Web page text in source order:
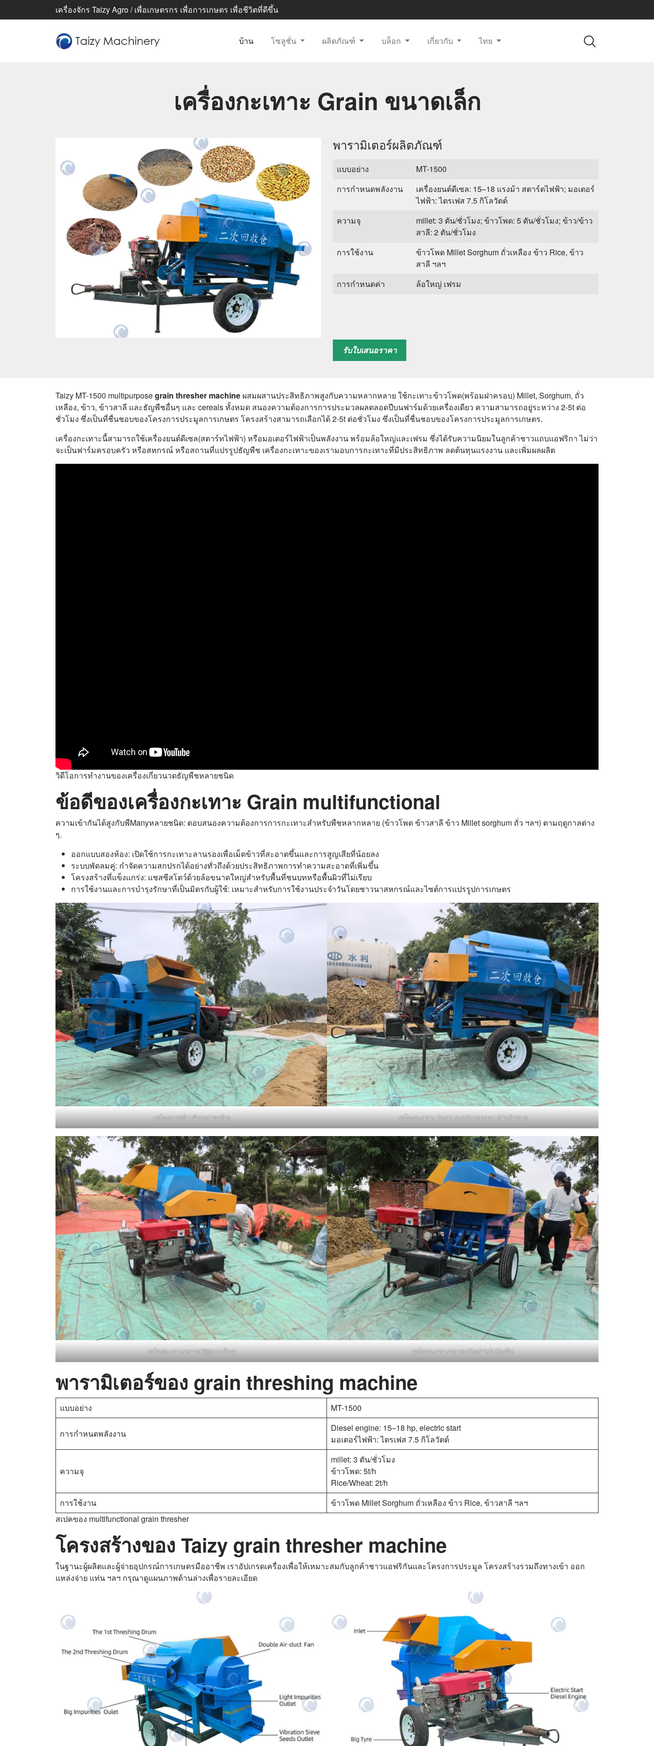
เครื่องจักร Taizy Agro / เพื่อเกษตรกร เพื่อการเกษตร เพื่อชีวิตที่ดีขึ้น
บ้าน โซลูชั่น ผลิตภัณฑ์ บล็อก เกี่ยวกับ ไทย
เครื่องกะเทาะ Grain ขนาดเล็ก
พารามิเตอร์ผลิตภัณฑ์
แบบอย่าง
MT-1500
การกำหนดพลังงาน
เครื่องยนต์ดีเซล: 15–18 แรงม้า สตาร์ตไฟฟ้า; มอเตอร์
ไฟฟ้า: ไตรเฟส 7.5 กิโลวัตต์
ความจุ
millet: 3 ตัน/ชั่วโมง; ข้าวโพด: 5 ตัน/ชั่วโมง; ข้าว/ข้าว
สาลี: 2 ตัน/ชั่วโมง
การใช้งาน
ข้าวโพด Millet Sorghum ถั่วเหลือง ข้าว Rice, ข้าว
สาลี ฯลฯ
การกำหนดค่า
ล้อใหญ่ เฟรม
รับใบเสนอราคา
Taizy MT-1500 multipurposegrain thresher machine ผสมผสานประสิทธิภาพสูงกับความหลากหลาย ใช้กะเทาะข้าวโพด(พร้อมฝาครอบ) Millet, Sorghum, ถั่ว
เหลือง, ข้าว, ข้าวสาลี และธัญพืชอื่นๆ และ cereals ทั้งหมด สนองความต้องการการประมวลผลตลอดปีบนฟาร์มด้วยเครื่องเดียว ความสามารถอยู่ระหว่าง 2-5t ต่อ
ชั่วโมง ซึ่งเป็นที่ชื่นชอบของโครงการประมูลการเกษตร โครงสร้างสามารถเลือกได้ 2-5t ต่อชั่วโมง ซึ่งเป็นที่ชื่นชอบของโครงการประมูลการเกษตร.
เครื่องกะเทาะนี้สามารถใช้เครื่องยนต์ดีเซล(สตาร์ทไฟฟ้า) หรือมอเตอร์ไฟฟ้าเป็นพลังงาน พร้อมล้อใหญ่และเฟรม ซึ่งได้รับความนิยมในลูกค้าชาวแถบแอฟริกา ไม่ว่า
จะเป็นฟาร์มครอบครัว หรือสหกรณ์ หรือสถานที่แปรรูปธัญพืช เครื่องกะเทาะของเรามอบการกะเทาะที่มีประสิทธิภาพ ลดต้นทุนแรงงาน และเพิ่มผลผลิต
วิดีโอการทำงานของเครื่องเกี่ยวนวดธัญพืชหลายชนิด
ข้อดีของเครื่องกะเทาะ Grain multifunctional
ความเข้ากันได้สูงกับพืManyหลายชนิด: ตอบสนองความต้องการการกะเทาะสำหรับพืชหลากหลาย (ข้าวโพด ข้าวสาลี ข้าว Millet sorghum ถั่ว ฯลฯ) ตามฤดูกาลต่าง
ๆ.
ออกแบบสองห้อง: เปิดใช้การกะเทาะลานรองเพื่อเม็ดข้าวที่สะอาดขึ้นและการสูญเสียที่น้อยลง
ระบบพัดลมคู่: กำจัดความสกปรกได้อย่างทั่วถึงด้วยประสิทธิภาพการทำความสะอาดที่เพิ่มขึ้น
โครงสร้างที่แข็งแกร่ง: แชสซีสโตว์ด้วยล้อขนาดใหญ่สำหรับพื้นที่ชนบทหรือพื้นผิวที่ไม่เรียบ
การใช้งานและการบำรุงรักษาที่เป็นมิตรกับผู้ใช้: เหมาะสำหรับการใช้งานประจำวันโดยชาวนาสหกรณ์และไซต์การแปรรูปการเกษตร
เครื่องนวดข้าวพืชหลายชนิด เครื่องกะเทาะ Grain Multifunctional สำหรับขาย
เครื่องกะเทาะหลาย用途แบบใหม่ เครื่องกะเทาะหลายชนิดสำหรับธัญพืช
พารามิเตอร์ของ grain threshing machine
แบบอย่าง MT-1500
การกำหนดพลังงาน
Diesel engine: 15–18 hp, electric start
มอเตอร์ไฟฟ้า: ไตรเฟส 7.5 กิโลวัตต์
ความจุ
millet: 3 ตัน/ชั่วโมง
ข้าวโพด: 5t/h
Rice/Wheat: 2t/h
การใช้งาน
ข้าวโพด Millet Sorghum ถั่วเหลือง ข้าว Rice, ข้าวสาลี ฯลฯ
สเปคของ multifunctional grain thresher
โครงสร้างของ Taizy grain thresher machine
ในฐานะผู้ผลิตและผู้จ่ายอุปกรณ์การเกษตรมืออาชีพ เราอัปเกรดเครื่องเพื่อให้เหมาะสมกับลูกค้าชาวแอฟริกันและโครงการประมูล โครงสร้างรวมถึงทางเข้า ออก
แหล่งจ่าย แท่น ฯลฯ กรุณาดูแผนภาพด้านล่างเพื่อรายละเอียด